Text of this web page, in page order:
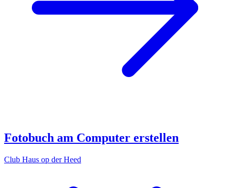
Fotobuch am Computer erstellen
Club Haus op der Heed